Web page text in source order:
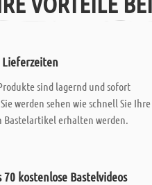
Lieferzeiten
sind lagernd und sofort
werden sehen wie schnell Sie Ihre
Bastelartikel erhalten werden.
70 kostenlose Bastelvideos